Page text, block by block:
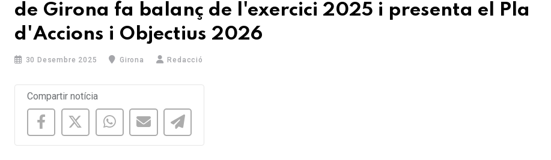
de Girona fa balanç de l'exercici 2025 i presenta el Pla
d'Accions i Objectius 2026
30 Desembre 2025 Girona Redacció
Compartir notícia